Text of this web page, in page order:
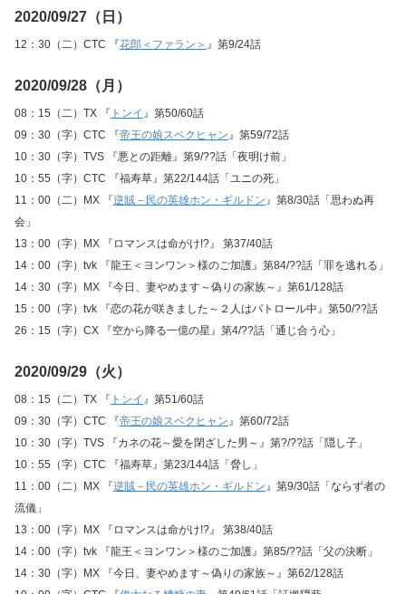
2020/09/27（日）
12：30（二）CTC 『花郎＜ファラン＞ 』第9/24話
2020/09/28（月）
08：15（二）TX 『 トンイ 』第50/60話
09：30（字）CTC 『帝王の娘スベクヒャン 』第59/72話
10：30（字）TVS 『悪との距離』第9/??話「夜明け前」
10：55（字）CTC 『福寿草』第22/144話「ユニの死」
11：00（二）MX 『逆賊－民の英雄ホン・ギルドン 』第8/30話「思わぬ再
会」
13：00（字）MX 『ロマンスは命がけ!?』 第37/40話
14：00（字）tvk 『龍王＜ヨンワン＞様のご加護』第84/??話「罪を逃れる」
14：30（字）MX 『今日、妻やめます～偽りの家族～』第61/128話
15：00（字）tvk 『恋の花が咲きました～２人はパトロール中』第50/??話
26：15（字）CX 『空から降る一億の星』第4/??話「通じ合う心」
2020/09/29（火）
08：15（二）TX 『 トンイ 』第51/60話
09：30（字）CTC 『帝王の娘スベクヒャン 』第60/72話
10：30（字）TVS 『カネの花～愛を閉ざした男～』第?/??話「隠し子」
10：55（字）CTC 『福寿草』第23/144話「脅し」
11：00（二）MX 『逆賊－民の英雄ホン・ギルドン 』第9/30話「ならず者の
流儀」
13：00（字）MX 『ロマンスは命がけ!?』 第38/40話
14：00（字）tvk 『龍王＜ヨンワン＞様のご加護』第85/??話「父の決断」
14：30（字）MX 『今日、妻やめます～偽りの家族～』第62/128話